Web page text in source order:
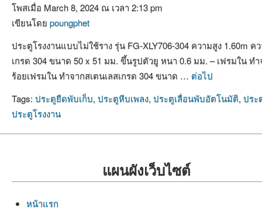
โพสเมื่อ March 8, 2024 ณ เวลา 2:13 pm
เขียนโดย poungphet
ประตูโรงงานแบบไม่ใช้ราง รุ่น FG-XLY706-304 ความสูง 1.60m
เกรด 304 ขนาด 50 x 51 มม. ขึ้นรูปตัวยู หนา 0.6 มม. – เฟรมใน
ร้อยเฟรมใน ทำจากสเตนเลสเกรด 304 ขนาด … ต่อไป
Tags: ประตูยืดพับเก็บ, ประตูหีบเพลง, ประตูเลื่อนพับอัตโนมัติ, ประ
ประตูโรงงาน
แผนผังเว็บไซต์
หน้าแรก